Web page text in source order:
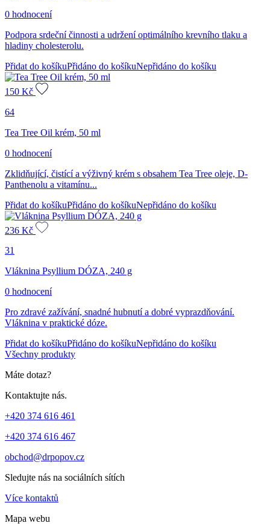
0 hodnocení
Podpora srdeční činnosti a udržení optimálního krevního tlaku a
hladiny cholesterolu.
Přidat do košíkuPřidáno do košíkuNepřidáno do košíku
150 Kč
64
Tea Tree Oil krém, 50 ml
0 hodnocení
Zklidňující, čistící a výživný krém s obsahem Tea Tree oleje, D-
Panthenolu a vitamínu...
Přidat do košíkuPřidáno do košíkuNepřidáno do košíku
236 Kč
31
Vláknina Psyllium DÓZA, 240 g
0 hodnocení
Pro zdravé zažívání, snadné hubnutí a dobré vyprazdňování.
Vláknina v praktické dóze.
Přidat do košíkuPřidáno do košíkuNepřidáno do košíku
Všechny produkty
Máte dotaz?
Kontaktujte nás.
+420 374 616 461
+420 374 616 467
obchod@drpopov.cz
Sledujte nás na sociálních sítích
Více kontaktů
Mapa webu